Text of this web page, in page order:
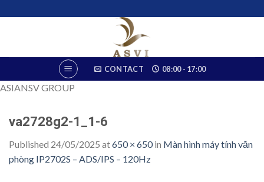
CONTACT 08:00 - 17:00
ASIANSV GROUP
va2728g2-1_1-6
Published 24/05/2025 at650 × 650in Màn hình máy tính văn
phòng IP2702S – ADS/IPS – 120Hz